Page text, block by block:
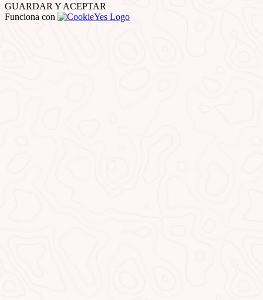
GUARDAR Y ACEPTAR
Funciona con